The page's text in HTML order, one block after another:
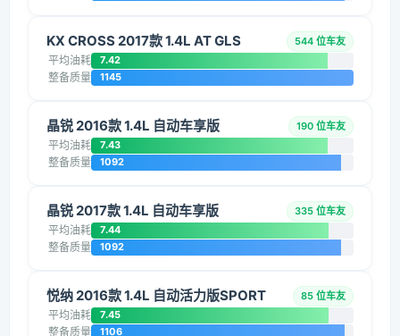
KX CROSS 2017款 1.4L AT GLS 544 位车友
平均油耗 7.42
整备质量 1145
晶锐 2016款 1.4L 自动车享版 190 位车友
平均油耗 7.43
整备质量 1092
晶锐 2017款 1.4L 自动车享版 335 位车友
平均油耗 7.44
整备质量 1092
悦纳 2016款 1.4L 自动活力版SPORT 85 位车友
平均油耗 7.45
整备质量 1106